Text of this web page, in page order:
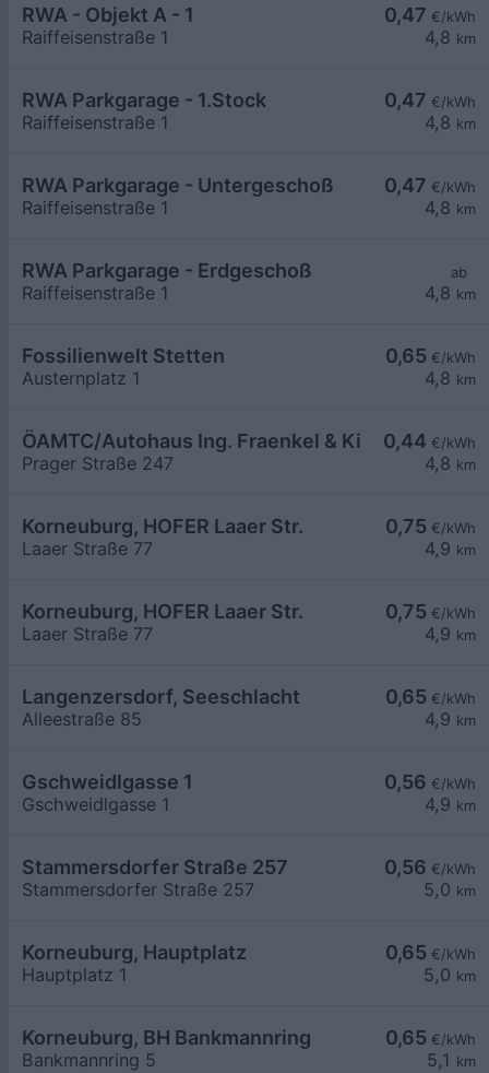
0,47 €/kWh
4,8 km
RWA - Objekt A - 1
Raiffeisenstraße 1
0,47 €/kWh
4,8 km
RWA Parkgarage - 1.Stock
Raiffeisenstraße 1
0,47 €/kWh
4,8 km
RWA Parkgarage - Untergeschoß
Raiffeisenstraße 1
ab
4,8 km
RWA Parkgarage - Erdgeschoß
Raiffeisenstraße 1
0,65 €/kWh
4,8 km
Fossilienwelt Stetten
Austernplatz 1
0,44 €/kWh
4,8 km
ÖAMTC/Autohaus Ing. Fraenkel & Kirchner GmbH
Prager Straße 247
0,75 €/kWh
4,9 km
Korneuburg, HOFER Laaer Str.
Laaer Straße 77
0,75 €/kWh
4,9 km
Korneuburg, HOFER Laaer Str.
Laaer Straße 77
0,65 €/kWh
4,9 km
Langenzersdorf, Seeschlacht
Alleestraße 85
0,56 €/kWh
4,9 km
Gschweidlgasse 1
Gschweidlgasse 1
0,56 €/kWh
5,0 km
Stammersdorfer Straße 257
Stammersdorfer Straße 257
0,65 €/kWh
5,0 km
Korneuburg, Hauptplatz
Hauptplatz 1
0,65 €/kWh
5,1 km
Korneuburg, BH Bankmannring
Bankmannring 5